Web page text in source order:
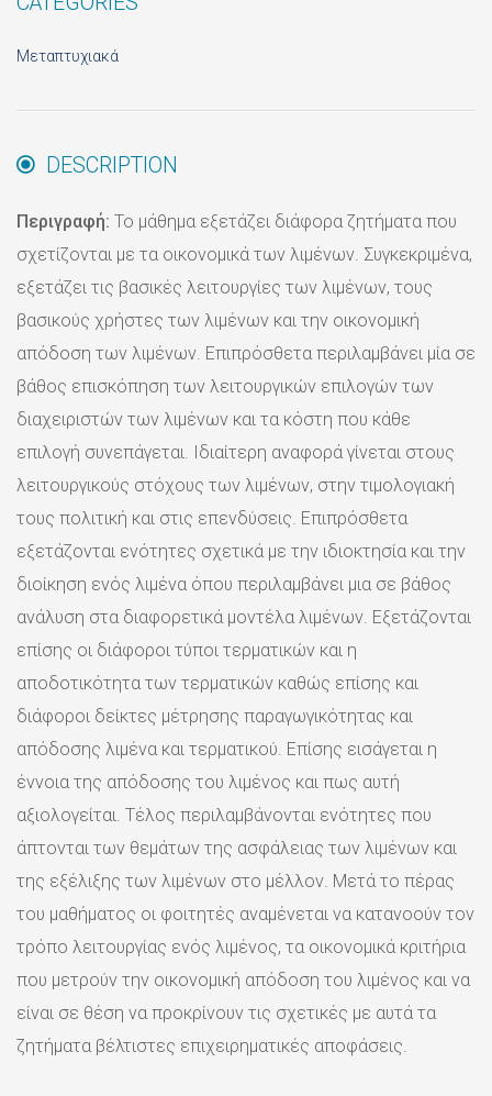
Μεταπτυχιακά
DESCRIPTION
Περιγραφή: Το μάθημα εξετάζει διάφορα ζητήματα που
σχετίζονται με τα οικονομικά των λιμένων. Συγκεκριμένα,
εξετάζει τις βασικές λειτουργίες των λιμένων, τους
βασικούς χρήστες των λιμένων και την οικονομική
απόδοση των λιμένων. Επιπρόσθετα περιλαμβάνει μία σε
βάθος επισκόπηση των λειτουργικών επιλογών των
διαχειριστών των λιμένων και τα κόστη που κάθε
επιλογή συνεπάγεται. Ιδιαίτερη αναφορά γίνεται στους
λειτουργικούς στόχους των λιμένων, στην τιμολογιακή
τους πολιτική και στις επενδύσεις. Επιπρόσθετα
εξετάζονται ενότητες σχετικά με την ιδιοκτησία και την
διοίκηση ενός λιμένα όπου περιλαμβάνει μια σε βάθος
ανάλυση στα διαφορετικά μοντέλα λιμένων. Εξετάζονται
επίσης οι διάφοροι τύποι τερματικών και η
αποδοτικότητα των τερματικών καθώς επίσης και
διάφοροι δείκτες μέτρησης παραγωγικότητας και
απόδοσης λιμένα και τερματικού. Επίσης εισάγεται η
έννοια της απόδοσης του λιμένος και πως αυτή
αξιολογείται. Τέλος περιλαμβάνονται ενότητες που
άπτονται των θεμάτων της ασφάλειας των λιμένων και
της εξέλιξης των λιμένων στο μέλλον. Μετά το πέρας
του μαθήματος οι φοιτητές αναμένεται να κατανοούν τον
τρόπο λειτουργίας ενός λιμένος, τα οικονομικά κριτήρια
που μετρούν την οικονομική απόδοση του λιμένος και να
είναι σε θέση να προκρίνουν τις σχετικές με αυτά τα
ζητήματα βέλτιστες επιχειρηματικές αποφάσεις.